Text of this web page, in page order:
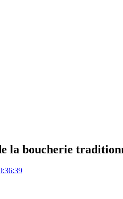
la boucherie